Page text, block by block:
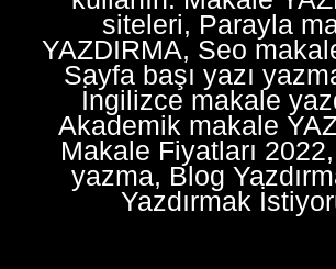
siteleri, Parayla
YAZDIRMA, Seo
Sayfa başı yazı
İngilizce makale
Akademik makale
Makale Fiyatları
yazma, Blog
Yazdırmak